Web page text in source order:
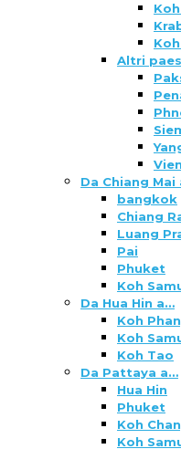
Altri
Da Chiang Mai
bangkok
Chiang
Luang
Pai
Phuket
Koh
Da Hua Hin a…
Koh
Koh
Koh Tao
Da Pattaya a…
Hua Hin
Phuket
Koh
Koh